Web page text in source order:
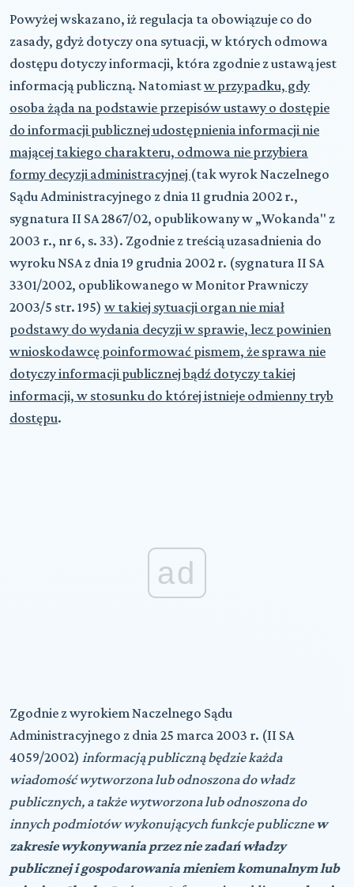
Powyżej wskazano, iż regulacja ta obowiązuje co do
zasady, gdyż dotyczy ona sytuacji, w których odmowa
dostępu dotyczy informacji, która zgodnie z ustawą jest
informacją publiczną. Natomiastw przypadku, gdy
osoba żąda na podstawie przepisów ustawy o dostępie
do informacji publicznej udostępnienia informacji nie
mającej takiego charakteru, odmowa nie przybiera
formy decyzji administracyjnej (tak wyrok Naczelnego
Sądu Administracyjnego z dnia 11 grudnia 2002 r.,
sygnatura II SA 2867/02, opublikowany w „Wokanda" z
2003 r., nr 6, s. 33). Zgodnie z treścią uzasadnienia do
wyroku NSA z dnia 19 grudnia 2002 r. (sygnatura II SA
3301/2002, opublikowanego w Monitor Prawniczy
2003/5 str. 195) w takiej sytuacji organ nie miał
podstawy do wydania decyzji w sprawie, lecz powinien
wnioskodawcę poinformować pismem, że sprawa nie
dotyczy informacji publicznej bądź dotyczy takiej
informacji, w stosunku do której istnieje odmienny tryb
dostępu.
ad
Zgodnie z wyrokiem Naczelnego Sądu
Administracyjnego z dnia 25 marca 2003 r. (II SA
4059/2002) informacją publiczną będzie każda
wiadomość wytworzona lub odnoszona do władz
publicznych, a także wytworzona lub odnoszona do
innych podmiotów wykonujących funkcje publiczne w
zakresie wykonywania przez nie zadań władzy
publicznej i gospodarowania mieniem komunalnym lub